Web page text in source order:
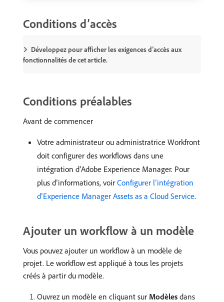
Conditions d’accès
Développez pour afficher les exigences d’accès aux
fonctionnalités de cet article.
Conditions préalables
Avant de commencer
Votre administrateur ou administratrice Workfront
doit configurer des workflows dans une
intégration d’Adobe Experience Manager. Pour
plus d’informations, voir Configurer l’intégration
d’Experience Manager Assets as a Cloud Service.
Ajouter un workflow à un modèle
Vous pouvez ajouter un workflow à un modèle de
projet. Le workflow est appliqué à tous les projets
créés à partir du modèle.
Ouvrez un modèle en cliquant sur Modèles dans